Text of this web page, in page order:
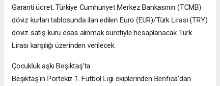
Garanti ücret, Türkiye Cumhuriyet Merkez Bankasının (TCMB)
döviz kurları tablosunda ilan edilen Euro (EUR)/Türk Lirası (TRY)
döviz satış kuru esas alınmak suretiyle hesaplanacak Türk
Lirası karşılığı üzerinden verilecek.
Çocukluk aşkı Beşiktaş'ta
Beşiktaş'ın Portekiz 1. Futbol Ligi ekiplerinden Benfica'dan